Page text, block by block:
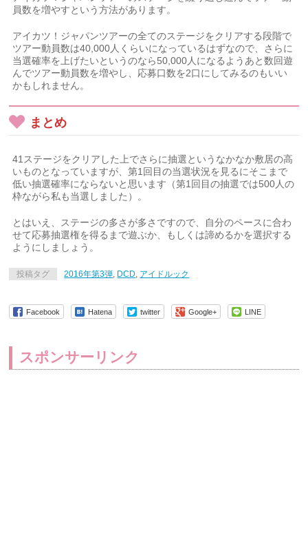
員数を増やすという方法があります。
アイカツ！ジャパンツアーの全てのステージをクリアする段階で
ツアー動員数は40,000人くらいになっているはずなので、さらに
当選確率を上げたいというのなら50,000人になるようあと数回遊
んでツアー動員数を増やし、応募口数を2口にしてみるのもいい
かもしれません。
まとめ
41ステージをクリアした上でさらに抽選というなかなか敷居の高
いものとなっていますが、第1回目の当選状況を見るにそこまで
低い抽選確率にならないと思います（第1回目の抽選では500人の
枠ながら私も当選しました）。
とはいえ、ステージの多さが多さですので、自分のペースに合わ
せて応募抽選権を得るまで遊ぶか、もしくは諦めるかを選択する
ようにしましょう。
投稿タグ 2016年第3弾, DCD, アイドルック
Facebook Hatena twitter Google+ LINE
スポンサーリンク